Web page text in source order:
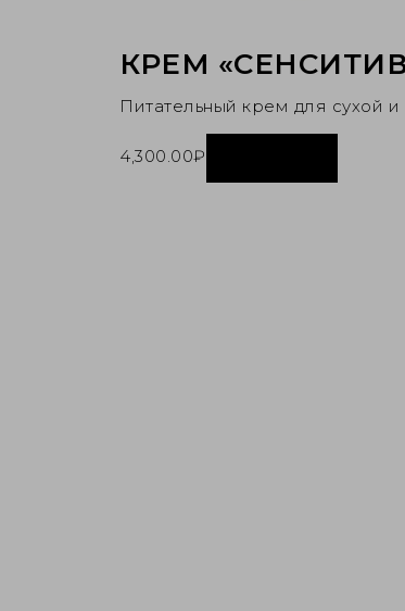
КРЕМ
Питательный крем для сухой
4,300.00₽